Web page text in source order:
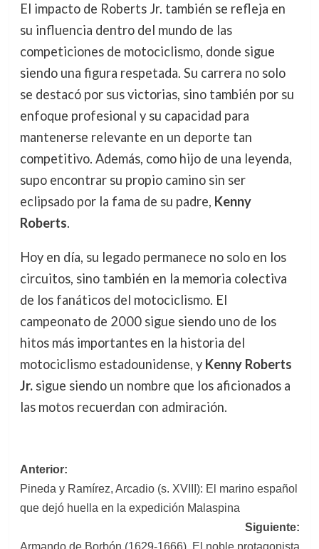
El impacto de Roberts Jr. también se refleja en
su influencia dentro del mundo de las
competiciones de motociclismo, donde sigue
siendo una figura respetada. Su carrera no solo
se destacó por sus victorias, sino también por su
enfoque profesional y su capacidad para
mantenerse relevante en un deporte tan
competitivo. Además, como hijo de una leyenda,
supo encontrar su propio camino sin ser
eclipsado por la fama de su padre, Kenny
Roberts.
Hoy en día, su legado permanece no solo en los
circuitos, sino también en la memoria colectiva
de los fanáticos del motociclismo. El
campeonato de 2000 sigue siendo uno de los
hitos más importantes en la historia del
motociclismo estadounidense, y Kenny Roberts
Jr.sigue siendo un nombre que los aficionados a
las motos recuerdan con admiración.
Navegación
de
entradas
Anterior:
Pineda y Ramírez, Arcadio (s. XVIII): El marino español
que dejó huella en la expedición Malaspina
Siguiente:
Armando de Borbón (1629-1666). El noble protagonista